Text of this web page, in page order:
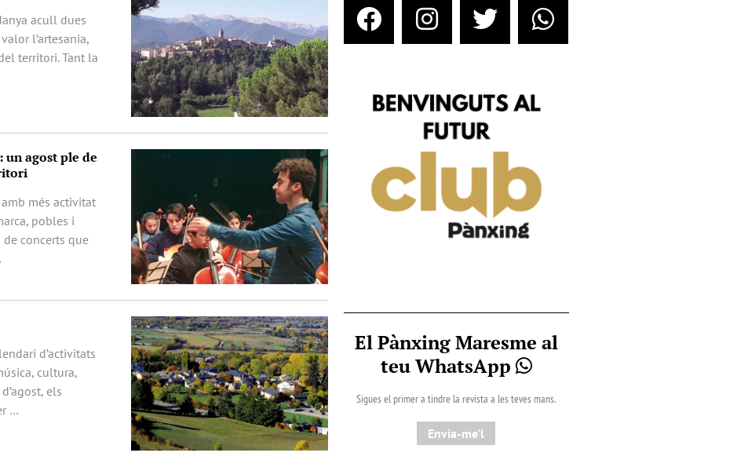
acull dues
l’artesania,
territori. Tant la
un agost ple de
amb més activitat
pobles i
concerts que
d’activitats
cultura,
els
…
El Pànxing Maresme al
teu WhatsApp
Sigues el primer a tindre la revista a les teves mans.
Envia-me'l